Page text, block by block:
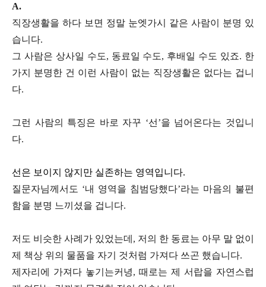
A.
직장생활을 하다 보면 정말 눈엣가시 같은 사람이 분명 있
습니다.
그 사람은 상사일 수도, 동료일 수도, 후배일 수도 있죠. 한
가지 분명한 건 이런 사람이 없는 직장생활은 없다는 겁니
다.
그런 사람의 특징은 바로 자꾸 ‘선’을 넘어온다는 것입니
다.
선은 보이지 않지만 실존하는 영역입니다.
질문자님께서도 ‘내 영역을 침범당했다’라는 마음의 불편
함을 분명 느끼셨을 겁니다.
저도 비슷한 사례가 있었는데, 저의 한 동료는 아무 말 없이
제 책상 위의 물품을 자기 것처럼 가져다 쓰곤 했습니다.
제자리에 가져다 놓기는커녕, 때로는 제 서랍을 자연스럽